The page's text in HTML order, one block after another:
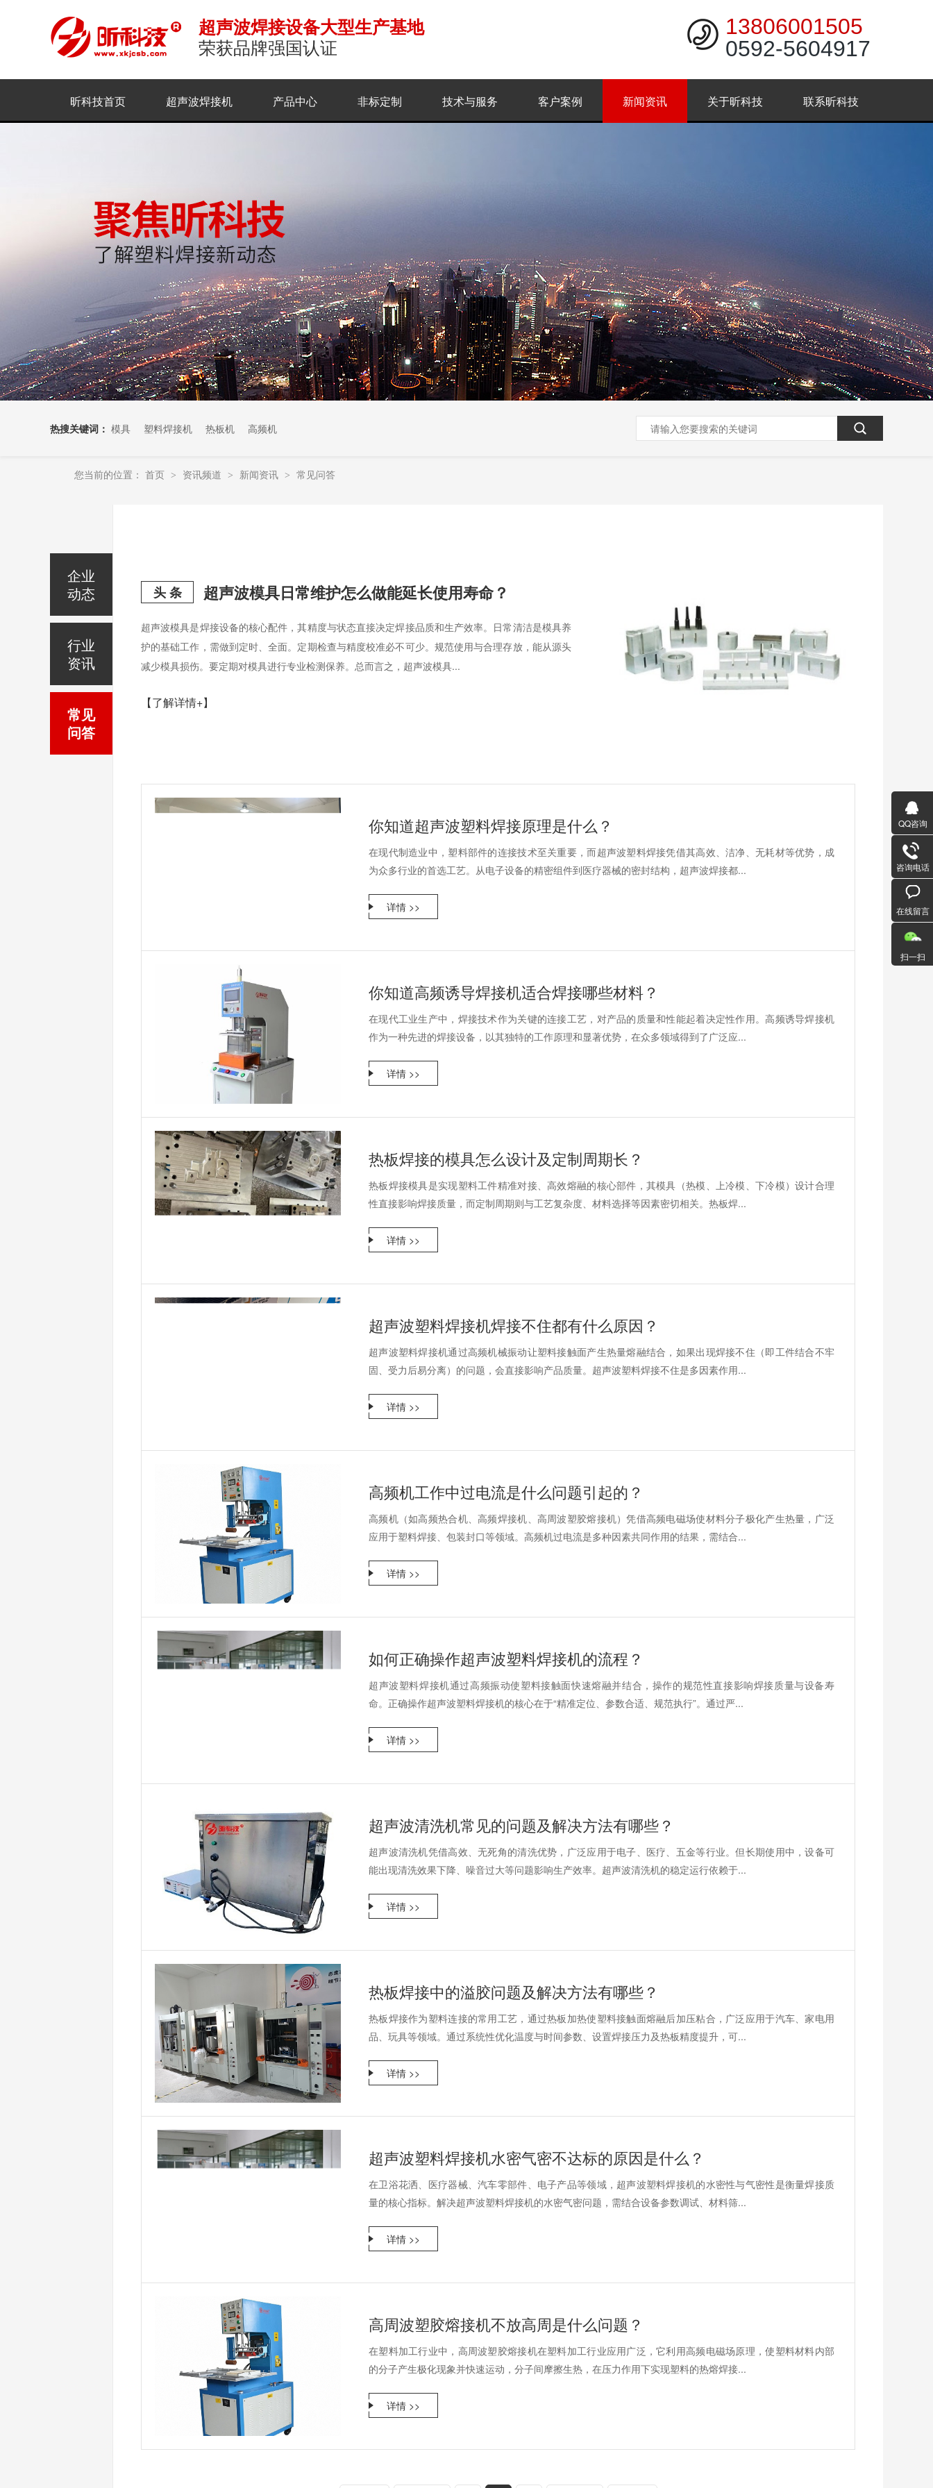
超声波焊接设备大型生产基地
荣获品牌强国认证
13806001505
0592-5604917
昕科技首页 超声波焊接机 产品中心 非标定制 技术与服务 客户案例 新闻资讯 关于昕科技 联系昕科技
热搜关键词： 模具 塑料焊接机 热板机 高频机
您当前的位置： 首页 > 资讯频道 > 新闻资讯 > 常见问答
头 条 超声波模具日常维护怎么做能延长使用寿命？
超声波模具是焊接设备的核心配件，其精度与状态直接决定焊接品质和生产效率。日常清洁是模具养
护的基础工作，需做到定时、全面。定期检查与精度校准必不可少。规范使用与合理存放，能从源头
减少模具损伤。要定期对模具进行专业检测保养。总而言之，超声波模具...
【了解详情+】
你知道超声波塑料焊接原理是什么？
在现代制造业中，塑料部件的连接技术至关重要，而超声波塑料焊接凭借其高效、洁净、无耗材等优势，成
为众多行业的首选工艺。从电子设备的精密组件到医疗器械的密封结构，超声波焊接都...
详情 >>
你知道高频诱导焊接机适合焊接哪些材料？
在现代工业生产中，焊接技术作为关键的连接工艺，对产品的质量和性能起着决定性作用。高频诱导焊接机
作为一种先进的焊接设备，以其独特的工作原理和显著优势，在众多领域得到了广泛应...
详情 >>
热板焊接的模具怎么设计及定制周期长？
热板焊接模具是实现塑料工件精准对接、高效熔融的核心部件，其模具（热模、上冷模、下冷模）设计合理
性直接影响焊接质量，而定制周期则与工艺复杂度、材料选择等因素密切相关。热板焊...
详情 >>
超声波塑料焊接机焊接不住都有什么原因？
超声波塑料焊接机通过高频机械振动让塑料接触面产生热量熔融结合，如果出现焊接不住（即工件结合不牢
固、受力后易分离）的问题，会直接影响产品质量。超声波塑料焊接不住是多因素作用...
详情 >>
高频机工作中过电流是什么问题引起的？
高频机（如高频热合机、高频焊接机、高周波塑胶熔接机）凭借高频电磁场使材料分子极化产生热量，广泛
应用于塑料焊接、包装封口等领域。高频机过电流是多种因素共同作用的结果，需结合...
详情 >>
如何正确操作超声波塑料焊接机的流程？
超声波塑料焊接机通过高频振动使塑料接触面快速熔融并结合，操作的规范性直接影响焊接质量与设备寿
命。正确操作超声波塑料焊接机的核心在于“精准定位、参数合适、规范执行”。通过严...
详情 >>
超声波清洗机常见的问题及解决方法有哪些？
超声波清洗机凭借高效、无死角的清洗优势，广泛应用于电子、医疗、五金等行业。但长期使用中，设备可
能出现清洗效果下降、噪音过大等问题影响生产效率。超声波清洗机的稳定运行依赖于...
详情 >>
热板焊接中的溢胶问题及解决方法有哪些？
热板焊接作为塑料连接的常用工艺，通过热板加热使塑料接触面熔融后加压粘合，广泛应用于汽车、家电用
品、玩具等领域。通过系统性优化温度与时间参数、设置焊接压力及热板精度提升，可...
详情 >>
超声波塑料焊接机水密气密不达标的原因是什么？
在卫浴花洒、医疗器械、汽车零部件、电子产品等领域，超声波塑料焊接机的水密性与气密性是衡量焊接质
量的核心指标。解决超声波塑料焊接机的水密气密问题，需结合设备参数调试、材料筛...
详情 >>
高周波塑胶熔接机不放高周是什么问题？
在塑料加工行业中，高周波塑胶熔接机在塑料加工行业应用广泛，它利用高频电磁场原理，使塑料材料内部
的分子产生极化现象并快速运动，分子间摩擦生热，在压力作用下实现塑料的热熔焊接...
详情 >>
企业
动态
行业
资讯
常见
问答
QQ咨询
咨询电话
在线留言
扫一扫
高周波热熔机